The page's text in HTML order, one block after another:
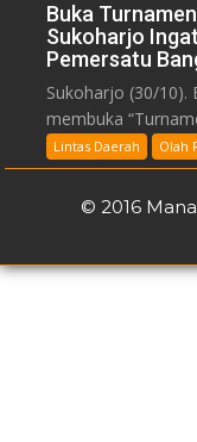
Buka
Sukoharjo
Pemersatu
Sukoharjo (30/10).
membuka
Lintas Daerah Olah
© 2016